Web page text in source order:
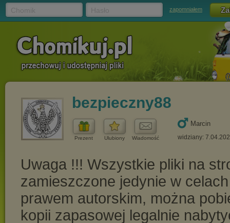
zapomniałem
bezpieczny88
Prezent Ulubiony Wiadomość
Marcin
widziany: